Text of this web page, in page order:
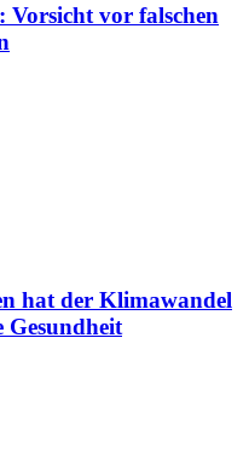
vor falschen
hat der Klimawandel
Gesundheit